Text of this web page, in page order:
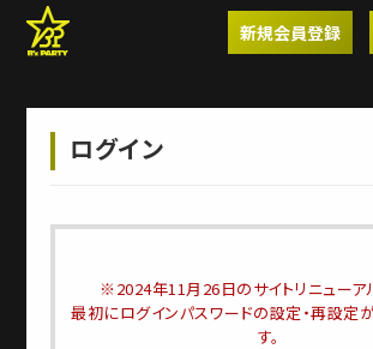
新規会員登録
ログイン
※2024年11月26日のサイトリニューア
最初にログインパスワードの設定・再設定
す。